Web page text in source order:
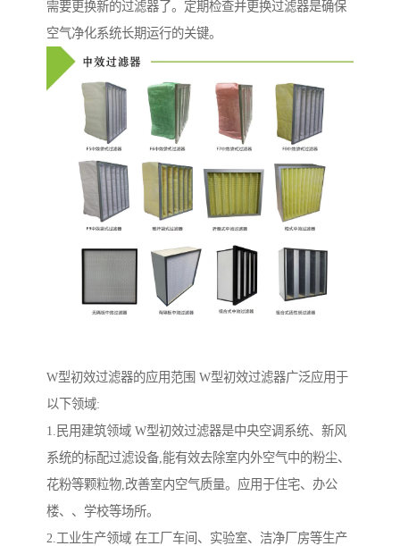
需要更换新的过滤器了。定期检查并更换过滤器是确保
空气净化系统长期运行的关键。
W型初效过滤器的应用范围 W型初效过滤器广泛应用于
以下领域:
1.民用建筑领域 W型初效过滤器是中央空调系统、新风
系统的标配过滤设备,能有效去除室内外空气中的粉尘、
花粉等颗粒物,改善室内空气质量。应用于住宅、办公
楼、、学校等场所。
2.工业生产领域 在工厂车间、实验室、洁净厂房等生产